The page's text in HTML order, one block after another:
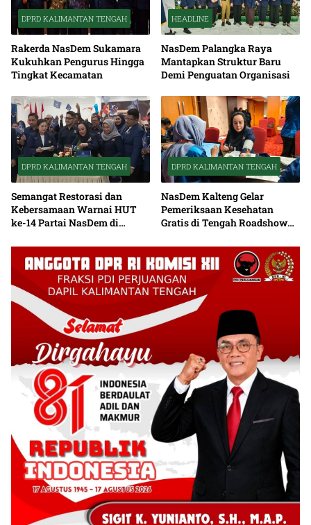
DPRD KALIMANTAN TENGAH
Rakerda NasDem Sukamara
Kukuhkan Pengurus Hingga
Tingkat Kecamatan
HEADLINE
NasDem Palangka Raya
Mantapkan Struktur Baru
Demi Penguatan Organisasi
DPRD KALIMANTAN TENGAH
Semangat Restorasi dan
Kebersamaan Warnai HUT
ke-14 Partai NasDem di
DPRD KALIMANTAN TENGAH
NasDem Kalteng Gelar
Pemeriksaan Kesehatan
Gratis di Tengah Roadshow